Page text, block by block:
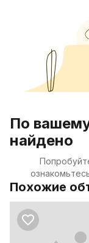
По
найдено
Похожие